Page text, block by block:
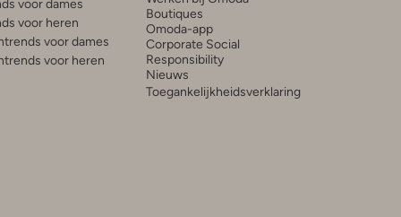
voor dames
voor heren
voor dames
voor heren
Boutiques
Omoda-app
Corporate Social
Responsibility
Nieuws
Toegankelijkheidsverklaring